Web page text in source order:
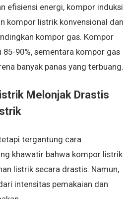
efisiensi energi, kompor induksi
kompor listrik konvensional dan
kompor gas. Kompor
90%, sementara kompor gas
banyak panas yang terbuang.
Melonjak Drastis
tergantung cara
khawatir bahwa kompor listrik
listrik secara drastis. Namun,
intensitas pemakaian dan